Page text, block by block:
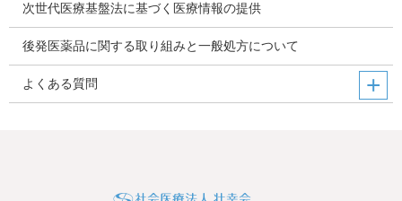
次世代医療基盤法に基づく医療情報の提供
後発医薬品に関する取り組みと一般処方について
よくある質問